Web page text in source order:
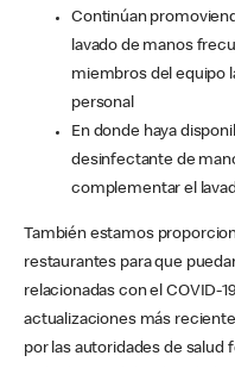
Continúan
lavado de manos
miembros del equipo
personal
En donde haya
desinfectante de
complementar el
También estamos
restaurantes para que
relacionadas con el COVID-
actualizaciones más
por las autoridades de salud